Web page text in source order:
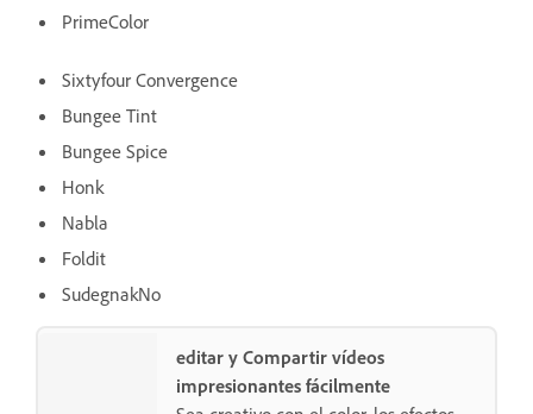
PrimeColor
Sixtyfour Convergence
Bungee Tint
Bungee Spice
Honk
Nabla
Foldit
SudegnakNo
editar y Compartir vídeos
impresionantes fácilmente